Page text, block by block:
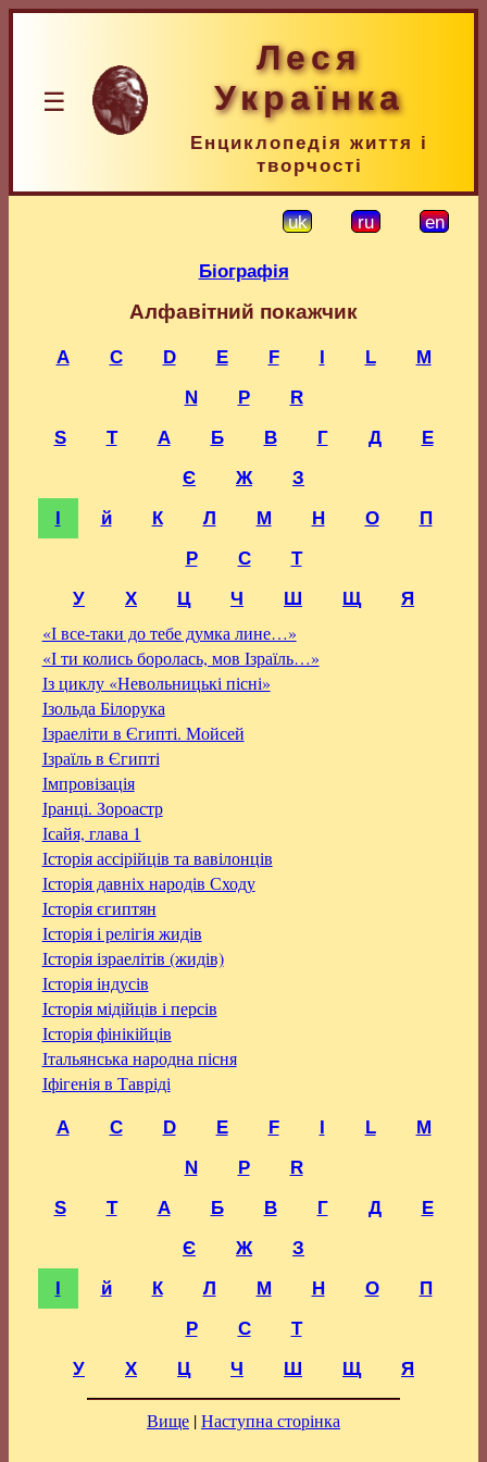
☰
Леся
Українка
Енциклопедія життя і
творчості
uk ru en
Біографія
Алфавітний покажчик
A C D E F I L
M
N
P
R
S
T А Б В Г Д
Е
Є
Ж
З
І
й К Л М Н О
П
Р
С
Т
У
Х Ц Ч Ш Щ Я
«І все-таки до тебе думка лине…»
«І ти колись боролась, мов Ізраїль…»
Із циклу «Невольницькі пісні»
Ізольда Білорука
Ізраеліти в Єгипті. Мойсей
Ізраїль в Єгипті
Імпровізація
Іранці. Зороастр
Ісайя, глава 1
Історія ассірійців та вавілонців
Історія давніх народів Сходу
Історія єгиптян
Історія і релігія жидів
Історія ізраелітів (жидів)
Історія індусів
Історія мідійців і персів
Історія фінікійців
Італьянська народна пісня
Іфігенія в Тавріді
A C D E F I L
M
N
P
R
S
T А Б В Г Д
Е
Є
Ж
З
І
й К Л М Н О
П
Р
С
Т
У
Х Ц Ч Ш Щ Я
Вище |Наступна сторінка